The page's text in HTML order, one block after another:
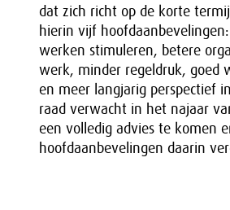
dat zich richt op de korte
hierin vijf
werken stimuleren, betere
werk, minder regeldruk, goed
en meer langjarig perspectief
raad verwacht in het najaar
een volledig advies te komen
hoofdaanbevelingen daarin